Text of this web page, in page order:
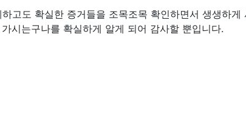
고도 확실한 증거들을 조목조목 확인하면서 생생하게
시는구나를 확실하게 알게 되어 감사할 뿐입니다.